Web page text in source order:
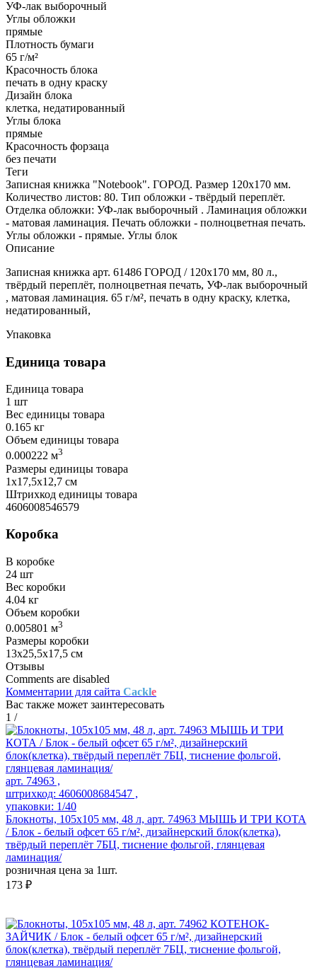
УФ-лак выборочный
Углы обложки
прямые
Плотность бумаги
65 г/м²
Красочность блока
печать в одну краску
Дизайн блока
клетка, недатированный
Углы блока
прямые
Красочность форзаца
без печати
Теги
Записная книжка "Notebook". ГОРОД. Размер 120х170 мм.
Количество листов: 80. Тип обложки - твёрдый переплёт.
Отделка обложки: УФ-лак выборочный . Ламинация обложки
- матовая ламинация. Печать обложки - полноцветная печать.
Углы обложки - прямые. Углы блок
Описание
Записная книжка арт. 61486 ГОРОД / 120х170 мм, 80 л.,
твёрдый переплёт, полноцветная печать, УФ-лак выборочный
, матовая ламинация. 65 г/м², печать в одну краску, клетка,
недатированный,
Упаковка
Единица товара
Единица товара
1 шт
Вес единицы товара
0.165 кг
Объем единицы товара
0.000222 м3
Размеры единицы товара
1х17,5х12,7 см
Штрихкод единицы товара
4606008546579
Коробка
В коробке
24 шт
Вес коробки
4.04 кг
Объем коробки
0.005801 м3
Размеры коробки
13х25,5х17,5 см
Отзывы
Comments are disabled
Комментарии для сайта Cackle
Вас также может заинтересовать
1 /
арт. 74963 ,
штрихкод: 4606008684547 ,
упаковки: 1/40
Блокноты, 105х105 мм, 48 л, арт. 74963 МЫШЬ И ТРИ КОТА
/ Блок - белый офсет 65 г/м², дизайнерский блок(клетка),
твёрдый переплёт 7БЦ, тиснение фольгой, глянцевая
ламинация/
розничная цена за 1шт.
173 ₽